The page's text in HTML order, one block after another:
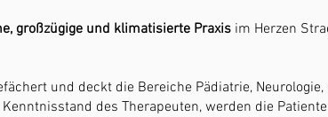
großzügige und klimatisierte Praxis im Herzen
und deckt die Bereiche Pädiatrie,
des Therapeuten, werden die